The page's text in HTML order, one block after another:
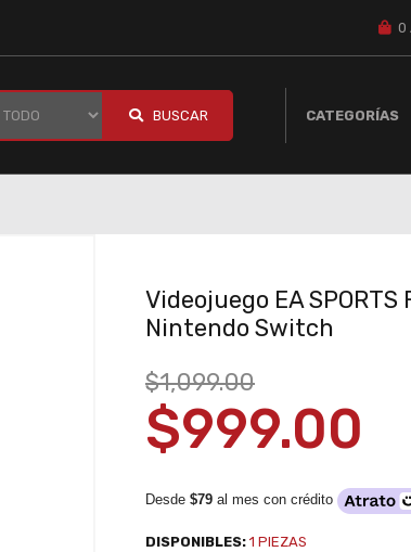
0
BUSCAR CATEGORÍAS
Videojuego EA SPORTS
Nintendo Switch
$1,099.00
$999.00
Desde $79al mes con crédito
DISPONIBLES: 1 PIEZAS